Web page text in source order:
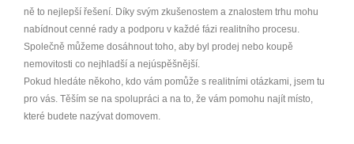
ně to nejlepší řešení. Díky svým zkušenostem a znalostem trhu mohu
nabídnout cenné rady a podporu v každé fázi realitního procesu.
Společně můžeme dosáhnout toho, aby byl prodej nebo koupě
nemovitosti co nejhladší a nejúspěšnější.
Pokud hledáte někoho, kdo vám pomůže s realitními otázkami, jsem tu
pro vás. Těším se na spolupráci a na to, že vám pomohu najít místo,
které budete nazývat domovem.